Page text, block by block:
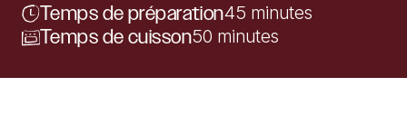
Temps de préparation45 minutes
Temps de cuisson50 minutes